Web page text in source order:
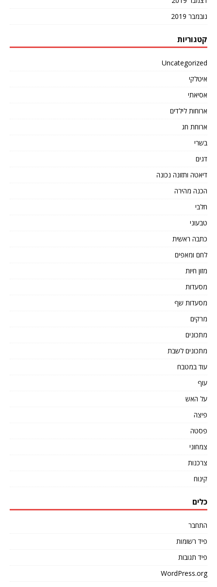
נובמבר 2019
קטגוריות
Uncategorized
איטלקי
אסיאתי
ארוחות לילדים
ארוחת חג
בשרי
דגים
דיאטה ותזונה נכונה
הכנה מהירה
חלבי
טבעוני
כתבה ראשית
לחם ומאפים
מזון חיות
מסעדות
מסעדות שף
מרקים
מתכונים
מתכונים לשבת
עוד במטבח
עוף
על האש
פיצה
פסטה
צמחוני
צרכנות
קינוח
כלים
התחבר
פיד רשומות
פיד תגובות
WordPress.org